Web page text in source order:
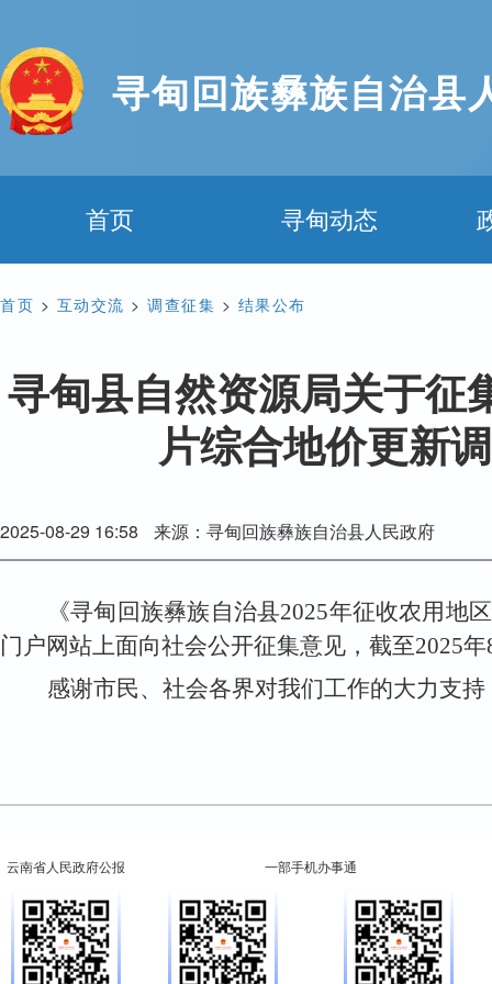
寻甸回族彝族自治县
首页 寻甸动态
首页 > 互动交流 > 调查征集 > 结果公布
寻甸县自然资源局关于征
片综合地价更新
2025-08-29 16:58 来源：寻甸回族彝族自治县人民政府
《寻甸回族彝族自治县2025年征收农用地
门户网站上面向社会公开征集意见 ，截至2025年
感谢市民、社会各界对我们工作的大力支持
云南省人民政府公报 一部手机办事通